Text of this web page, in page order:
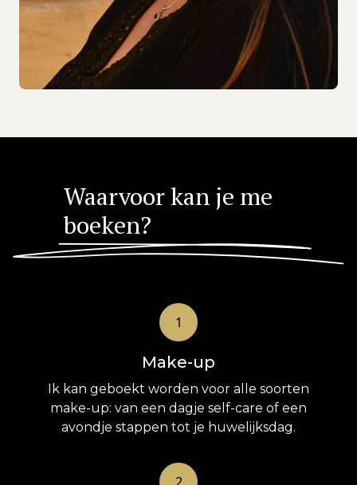
Waarvoor kan je me
boeken?
1
Make-up
Ik kan geboekt worden voor alle soorten
make-up: van een dagje self-care of een
avondje stappen tot je huwelijksdag.